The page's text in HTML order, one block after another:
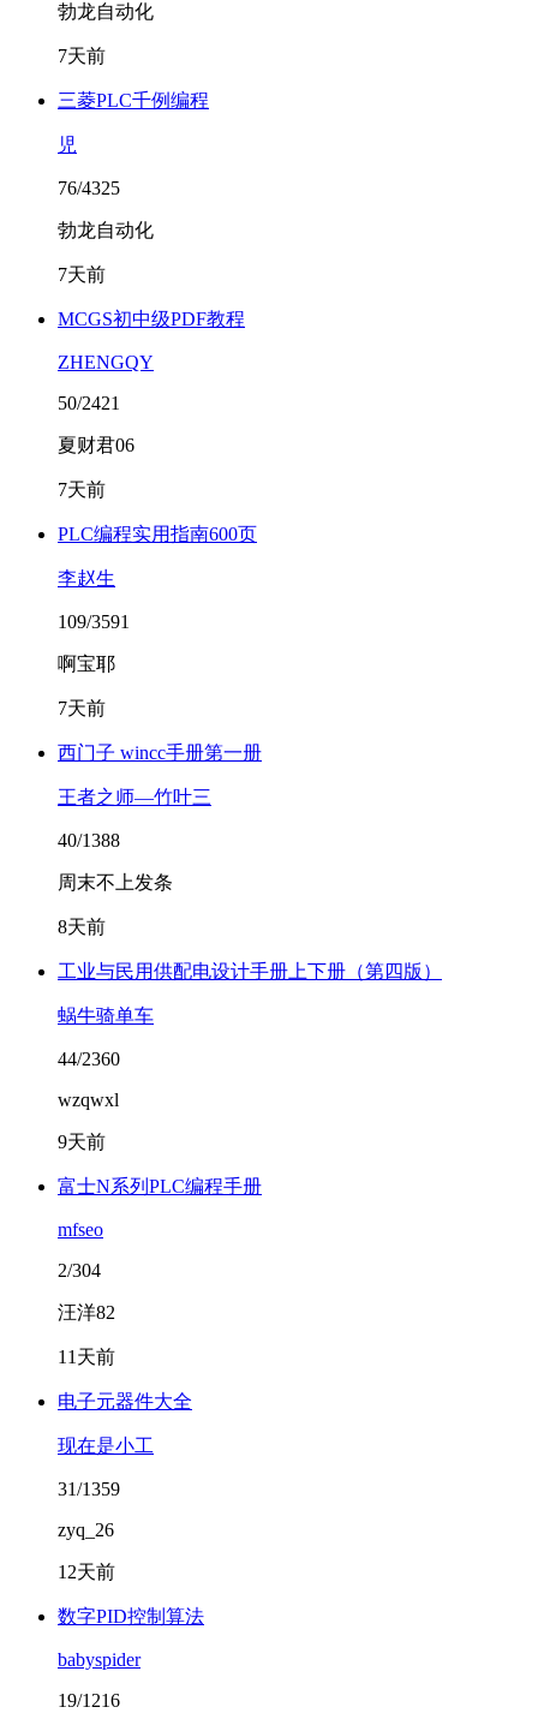
勃龙自动化
7天前
三菱PLC千例编程
児
76/4325
勃龙自动化
7天前
MCGS初中级PDF教程
ZHENGQY
50/2421
夏财君06
7天前
PLC编程实用指南600页
李赵生
109/3591
啊宝耶
7天前
西门子 wincc手册第一册
王者之师—竹叶三
40/1388
周末不上发条
8天前
工业与民用供配电设计手册上下册（第四版）
蜗牛骑单车
44/2360
wzqwxl
9天前
富士N系列PLC编程手册
mfseo
2/304
汪洋82
11天前
电子元器件大全
现在是小工
31/1359
zyq_26
12天前
数字PID控制算法
babyspider
19/1216